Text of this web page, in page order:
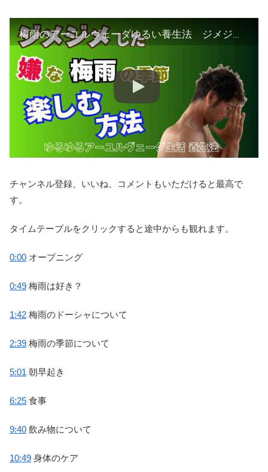
梅雨のアーユルヴェーダゆるい養生法 ジメジメ、ベトベトを乗り切り楽しむ
チャンネル登録、いいね、コメントもいただけると最高で
す。
タイムテーブルをクリックすると途中からも観れます。
0:00 オープニング
0:49 梅雨は好き？
1:42 梅雨のドーシャについて
2:39 梅雨の季節について
5:01 朝早起き
6:25 食事
9:40 飲み物について
10:49 身体のケア